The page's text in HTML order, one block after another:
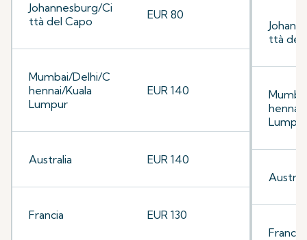
Johannesburg/Ci
ttà del Capo
EUR 80
Mumbai/Delhi/C
hennai/Kuala
Lumpur
EUR 140
Australia EUR 140
Francia EUR 130
ttà del
hennai/
Lumpur
Francia